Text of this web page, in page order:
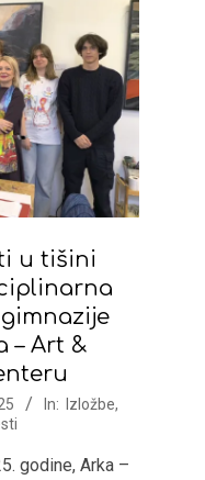
u tišini
– Art &
In: Izložbe,
godine, Arka –